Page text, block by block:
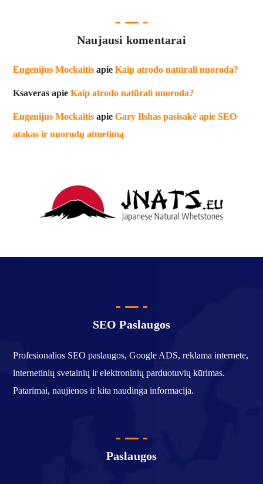
Naujausi komentarai
Eugenijus Mockaitis apieKaip atrodo natūrali nuoroda?
Ksaveras apieKaip atrodo natūrali nuoroda?
Eugenijus Mockaitis apieGary Ilshas pasisakė apie SEO
atakas ir nuorodų atmetimą
SEO Paslaugos
Profesionalios SEO paslaugos, Google ADS, reklama internete,
internetinių svetainių ir elektroninių parduotuvių kūrimas.
Patarimai, naujienos ir kita naudinga informacija.
Paslaugos